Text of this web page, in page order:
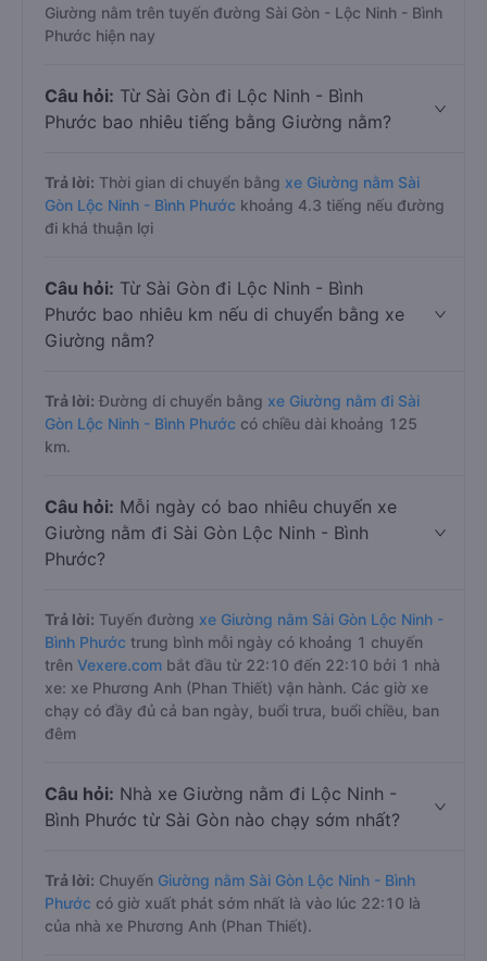
Giường nằm trên tuyến đường Sài Gòn - Lộc Ninh - Bình
Phước hiện nay
Câu hỏi: Từ Sài Gòn đi Lộc Ninh - Bình
Phước bao nhiêu tiếng bằng Giường nằm?
Trả lời: Thời gian di chuyển bằng xe Giường nằm Sài
Gòn Lộc Ninh - Bình Phước khoảng 4.3 tiếng nếu đường
đi khá thuận lợi
Câu hỏi: Từ Sài Gòn đi Lộc Ninh - Bình
Phước bao nhiêu km nếu di chuyển bằng xe
Giường nằm?
Trả lời: Đường di chuyển bằng xe Giường nằm đi Sài
Gòn Lộc Ninh - Bình Phước có chiều dài khoảng 125
km.
Câu hỏi: Mỗi ngày có bao nhiêu chuyến xe
Giường nằm đi Sài Gòn Lộc Ninh - Bình
Phước?
Trả lời: Tuyến đường xe Giường nằm Sài Gòn Lộc Ninh -
Bình Phước trung bình mỗi ngày có khoảng 1 chuyến
trên Vexere.com bắt đầu từ 22:10 đến 22:10 bởi 1 nhà
xe: xe Phương Anh (Phan Thiết) vận hành. Các giờ xe
chạy có đầy đủ cả ban ngày, buổi trưa, buổi chiều, ban
đêm
Câu hỏi: Nhà xe Giường nằm đi Lộc Ninh -
Bình Phước từ Sài Gòn nào chạy sớm nhất?
Trả lời: Chuyến Giường nằm Sài Gòn Lộc Ninh - Bình
Phước có giờ xuất phát sớm nhất là vào lúc 22:10 là
của nhà xe Phương Anh (Phan Thiết).